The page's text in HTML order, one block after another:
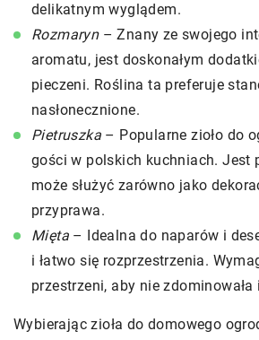
delikatnym wyglądem.
Rozmaryn– Znany ze swojego
aromatu, jest doskonałym
pieczeni. Roślina ta preferuje
nasłonecznione.
Pietruszka – Popularne zioło do
gości w polskich kuchniach. Jest
może służyć zarówno jako
przyprawa.
Mięta – Idealna do naparów i
i łatwo się rozprzestrzenia.
przestrzeni, aby nie
Wybierając zioła do domowego